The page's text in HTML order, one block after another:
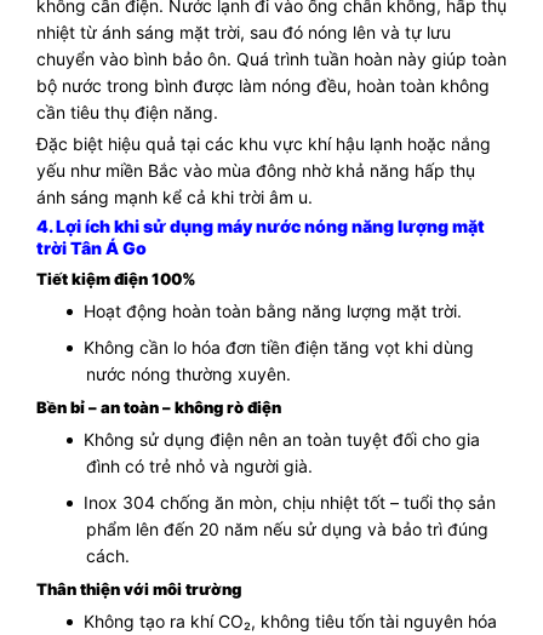
không cần điện. Nước lạnh đi vào ống chân không, hấp thụ
nhiệt từ ánh sáng mặt trời, sau đó nóng lên và tự lưu
chuyển vào bình bảo ôn. Quá trình tuần hoàn này giúp toàn
bộ nước trong bình được làm nóng đều, hoàn toàn không
cần tiêu thụ điện năng.
Đặc biệt hiệu quả tại các khu vực khí hậu lạnh hoặc nắng
yếu như miền Bắc vào mùa đông nhờ khả năng hấp thụ
ánh sáng mạnh kể cả khi trời âm u.
4. Lợi ích khi sử dụng máy nước nóng năng lượng mặt
trời Tân Á Go
Tiết kiệm điện 100%
Hoạt động hoàn toàn bằng năng lượng mặt trời.
Không cần lo hóa đơn tiền điện tăng vọt khi dùng
nước nóng thường xuyên.
Bền bỉ – an toàn – không rò điện
Không sử dụng điện nên an toàn tuyệt đối cho gia
đình có trẻ nhỏ và người già.
Inox 304 chống ăn mòn, chịu nhiệt tốt – tuổi thọ sản
phẩm lên đến 20 năm nếu sử dụng và bảo trì đúng
cách.
Thân thiện với môi trường
Không tạo ra khí CO₂, không tiêu tốn tài nguyên hóa